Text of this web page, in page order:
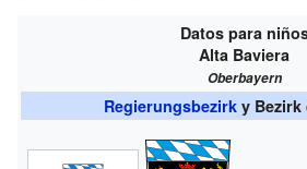
Datos para
Alta Baviera
Oberbayern
Regierungsbezirky Bezirk